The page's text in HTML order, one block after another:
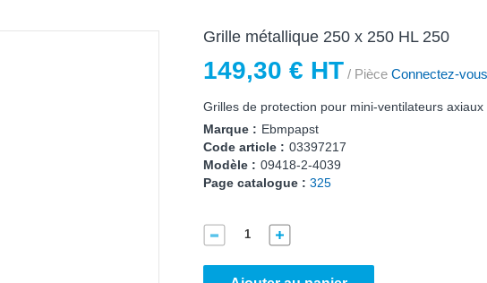
Grille métallique 250 x 250 HL 250
149,30 € HT / Pièce Connectez-
Grilles de protection pour mini-ventilateurs axiaux
Marque : Ebmpapst
Code article : 03397217
Modèle : 09418-2-4039
Page catalogue : 325